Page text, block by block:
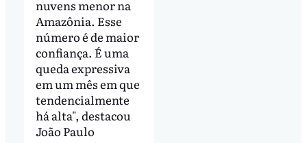
nuvens menor na
Amazônia. Esse
número é de maior
confiança. É uma
queda expressiva
em um mês em que
tendencialmente
há alta", destacou
João Paulo